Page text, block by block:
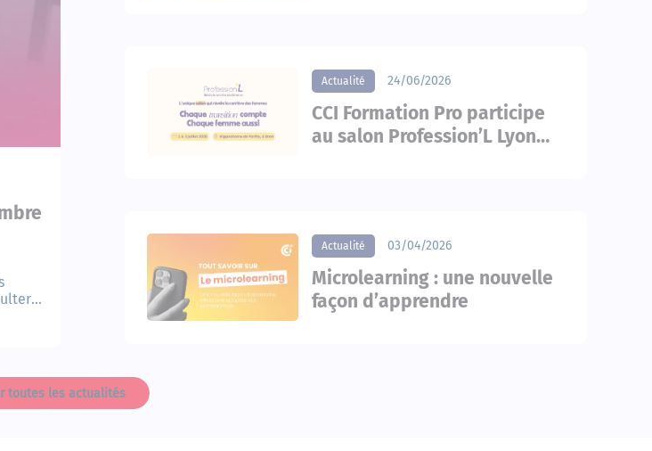
Actualité 24/06/2026
CCI Formation Pro participe
au salon Profession’L Lyon
Actualité 03/04/2026
Microlearning : une nouvelle
façon d’apprendre
toutes les actualités